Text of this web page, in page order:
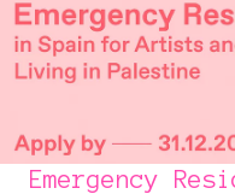
Emergency